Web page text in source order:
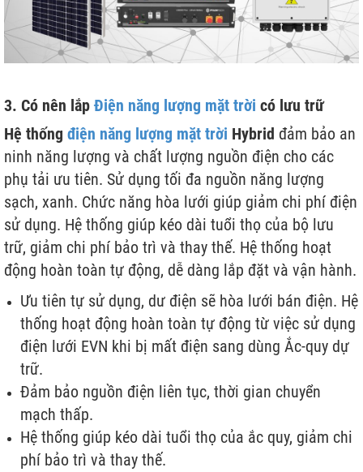
3. Có nên lắp Điện năng lượng mặt trời có lưu trữ
Hệ thống điện năng lượng mặt trời Hybrid đảm bảo an
ninh năng lượng và chất lượng nguồn điện cho các
phụ tải ưu tiên. Sử dụng tối đa nguồn năng lượng
sạch, xanh. Chức năng hòa lưới giúp giảm chi phí điện
sử dụng. Hệ thống giúp kéo dài tuổi thọ của bộ lưu
trữ, giảm chi phí bảo trì và thay thế. Hệ thống hoạt
động hoàn toàn tự động, dễ dàng lắp đặt và vận hành.
Ưu tiên tự sử dụng, dư điện sẽ hòa lưới bán điện. Hệ
thống hoạt động hoàn toàn tự động từ việc sử dụng
điện lưới EVN khi bị mất điện sang dùng Ắc-quy dự
trữ.
Đảm bảo nguồn điện liên tục, thời gian chuyển
mạch thấp.
Hệ thống giúp kéo dài tuổi thọ của ắc quy, giảm chi
phí bảo trì và thay thế.